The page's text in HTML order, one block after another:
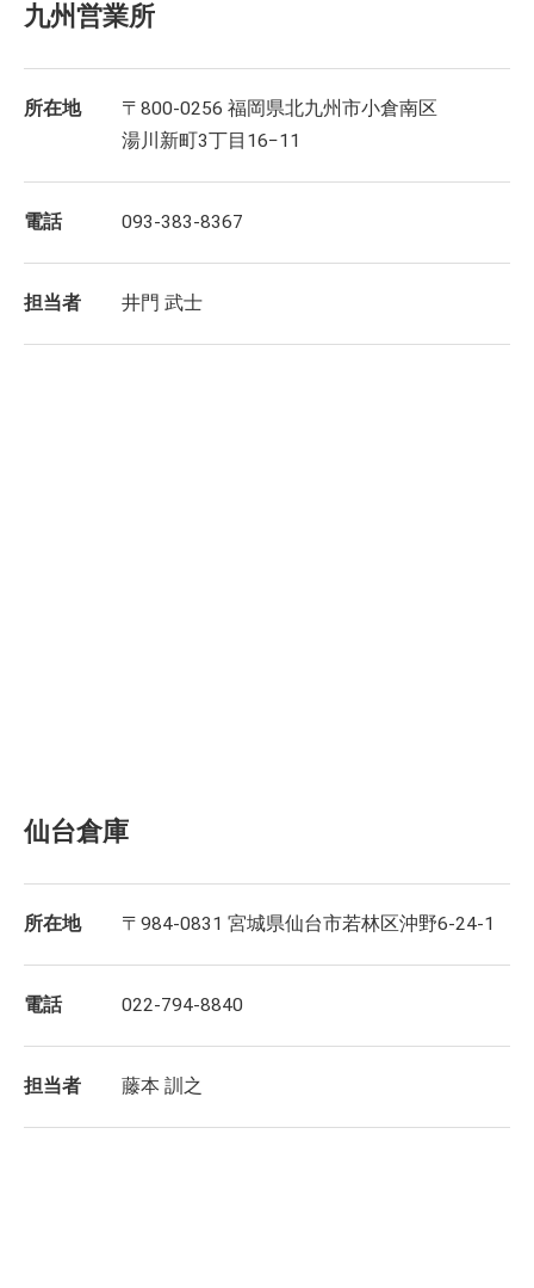
九州営業所
所在地
〒800-0256 福岡県北九州市小倉南区
湯川新町3丁目16−11
電話 093-383-8367
担当者 井門 武士
仙台倉庫
所在地 〒984-0831 宮城県仙台市若林区沖野6-24-1
電話 022-794-8840
担当者 藤本 訓之